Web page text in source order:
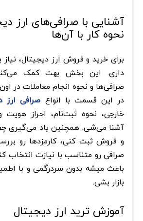
آشنایی با صرافی‌های ارز
نحوه کار با آن‌ها
برای خرید و فروش ارز دیجیتال، نیاز
داری. این بخش بهت کمک
صرافی‌ها و نحوه انجام معاملات در
در این قسمت با انواع صرافی‌ ارز
خارجی، نحوه ثبت‌نام، احراز هویت
آشنا می‌شی. همچنین یاد می‌گیری
و فروش ثبت کنی، کارمزدها رو
صرافی رو متناسب با نیازت انتخاب
باعث میشه بدون سردرگمی و با
بازار بشی.
آموزش ترید ارز دیجیتال